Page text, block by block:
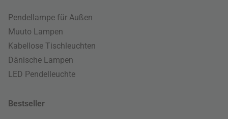
Pendellampe für Außen
Muuto Lampen
Kabellose Tischleuchten
Dänische Lampen
LED Pendelleuchte
Bestseller